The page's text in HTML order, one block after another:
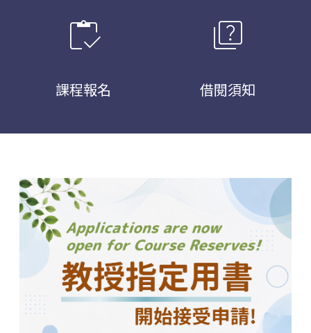
inventory
課程報名
quiz
借閱須知